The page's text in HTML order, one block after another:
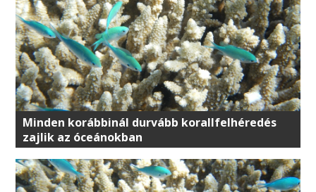
Minden korábbinál durvább korallfelhéredés
zajlik az óceánokban